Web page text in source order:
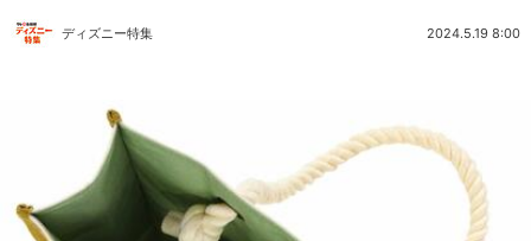
ディズニー特集 2024.5.19 8:00